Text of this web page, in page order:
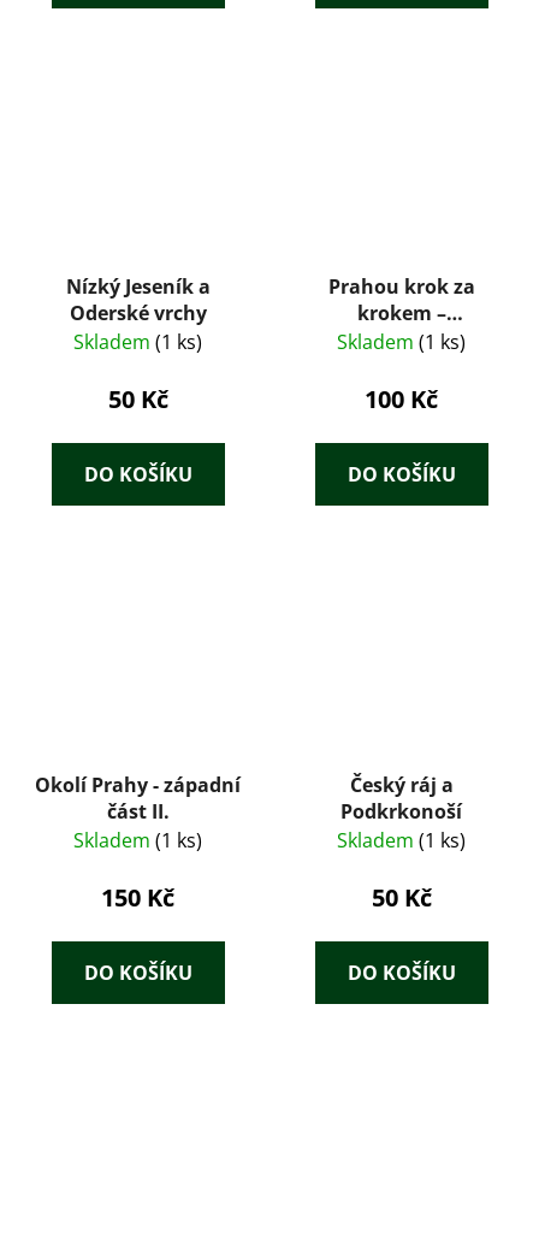
Nízký Jeseník a
Oderské vrchy
Skladem (1 ks)
50 Kč
DO KOŠÍKU
Prahou krok za
krokem –
Uměleckohistorický
Skladem (1 ks)
100 Kč
DO KOŠÍKU
Okolí Prahy - západní
část II.
Skladem (1 ks)
150 Kč
DO KOŠÍKU
Český ráj a
Podkrkonoší
Skladem (1 ks)
50 Kč
DO KOŠÍKU